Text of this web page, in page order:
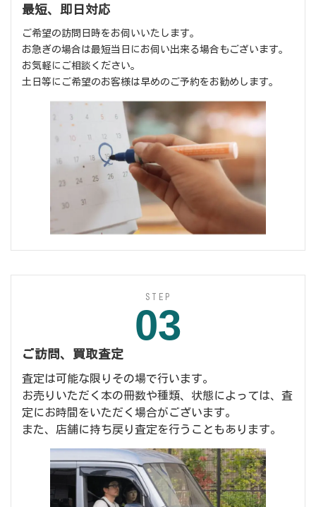
最短、即日対応
ご希望の訪問日時をお伺いいたします。
お急ぎの場合は最短当日にお伺い出来る場合もございます。
お気軽にご相談ください。
土日等にご希望のお客様は早めのご予約をお勧めします。
STEP
03
ご訪問、買取査定
査定は可能な限りその場で行います。
お売りいただく本の冊数や種類、状態によっては、査
定にお時間をいただく場合がございます。
また、店舗に持ち戻り査定を行うこともあります。